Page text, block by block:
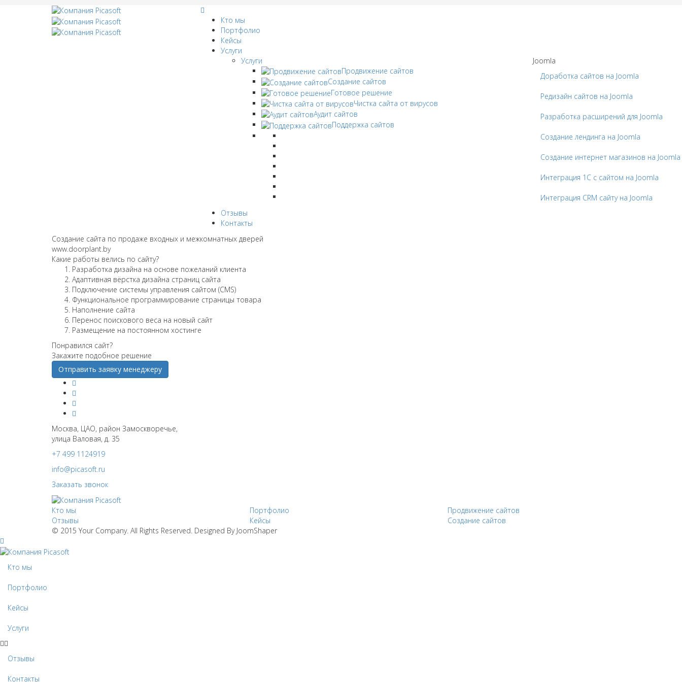
Кто мы
Портфолио
Кейсы
Услуги
Услуги
Продвижение сайтов
Создание сайтов
Готовое решение
Чистка сайта от вирусов
Аудит сайтов
Поддержка сайтов
Joomla
Доработка сайтов на Joomla
Редизайн сайтов на Joomla
Разработка расширений для Joomla
Создание лендинга на Joomla
Создание интернет магазинов на Joomla
Интеграция 1С с сайтом на Joomla
Интеграция CRM сайту на Joomla
Отзывы
Контакты
Создание сайта по продаже входных и межкомнатных дверей
www.doorplant.by
Какие работы велись по сайту?
Разработка дизайна на основе пожеланий клиента
Адаптивная вёрстка дизайна страниц сайта
Подключение системы управления сайтом (CMS)
Функциональное программирование страницы товара
Наполнение сайта
Перенос поискового веса на новый сайт
Размещение на постоянном хостинге
Понравился сайт?
Закажите подобное решение
Отправить заявку менеджеру
Москва, ЦАО, район Замоскворечье,
улица Валовая, д. 35
+7 499 1124919
info@picasoft.ru
Заказать звонок
Кто мы
Отзывы
Портфолио
Кейсы
Продвижение сайтов
Создание сайтов
© 2015 Your Company. All Rights Reserved. Designed By JoomShaper
Кто мы
Портфолио
Кейсы
Услуги
Отзывы
Контакты